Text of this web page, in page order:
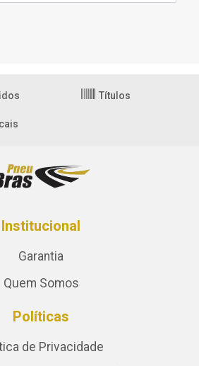
Títulos
Institucional
Garantia
Quem Somos
Políticas
de Privacidade